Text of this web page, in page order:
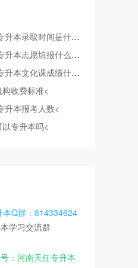
录取时间是什么时候<
本志愿填报什么时间<
化课成绩什么时候公布<
收费标准<
升本报考人数<
专升本吗<
本Q群：814334624
学习交流群
：河南天任专升本